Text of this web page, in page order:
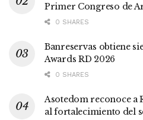
Primer Congreso de
0 SHARES
Banreservas obtiene
Awards RD 2026
0 SHARES
Asotedom reconoce a
al fortalecimiento del